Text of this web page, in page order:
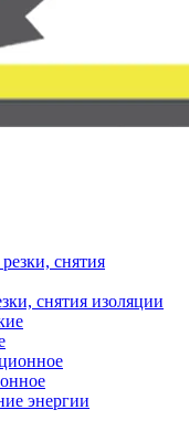
снятия изоляции
энергии